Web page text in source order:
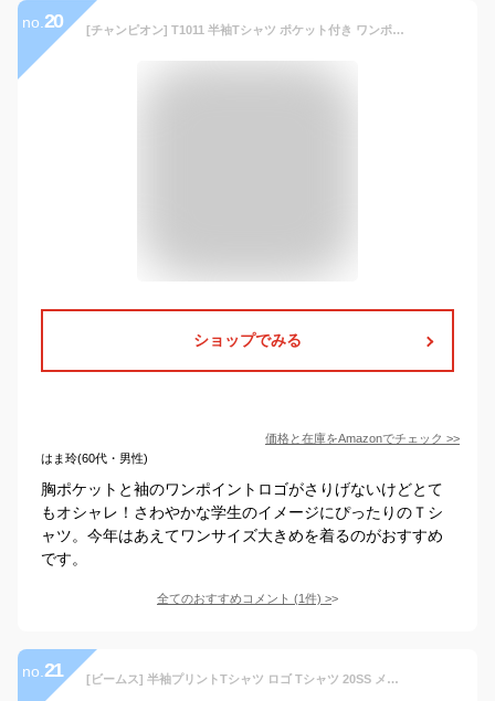
no. 20 [チャンピオン] T1011 半袖Tシャツ ポケット付き ワンポイントロゴ C5-B303 メンズ ブラック 日本 M (日本サイズM相当)
ショップでみる
価格と在庫をAmazonでチェック >>
はま玲(60代・男性)
胸ポケットと袖のワンポイントロゴがさりげないけどとて
もオシャレ！さわやかな学生のイメージにぴったりのＴシ
ャツ。今年はあえてワンサイズ大きめを着るのがおすすめ
です。
全てのおすすめコメント (1件) >
no. 21 [ビームス] 半袖プリントTシャツ ロゴ Tシャツ 20SS メンズ COYOTE L